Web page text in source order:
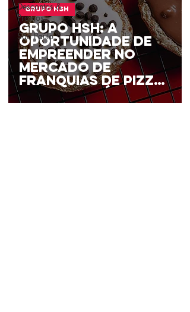
Descontos &
Promos
São Paulo
Grupo HSH: A
oportunidade de
empreender no
mercado de
franquias de Pizza
com a Fettástica
Grupo HSH